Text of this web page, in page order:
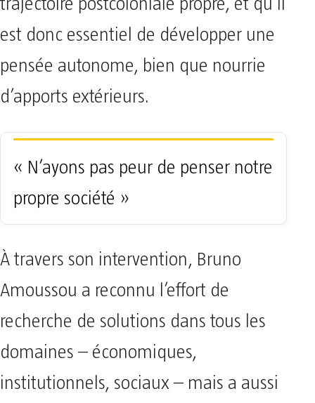
trajectoire postcoloniale propre, et qu’il
est donc essentiel de développer une
pensée autonome, bien que nourrie
d’apports extérieurs.
« N’ayons pas peur de penser notre
propre société »
À travers son intervention, Bruno
Amoussou a reconnu l’effort de
recherche de solutions dans tous les
domaines – économiques,
institutionnels, sociaux – mais a aussi